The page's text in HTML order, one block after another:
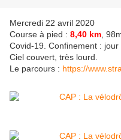
Mercredi 22 avril 2020
Course à pied : 8,40 km ,
Covid-19. Confinement : jour
Ciel couvert, très lourd.
Le parcours : https://